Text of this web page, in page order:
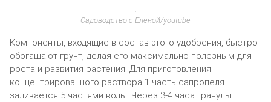
Садоводство с Еленой/youtube
Компоненты, входящие в состав этого удобрения, быстро
обогащают грунт, делая его максимально полезным для
роста и развития растения. Для приготовления
концентрированного раствора 1 часть сапропеля
заливается 5 частями воды. Через 3-4 часа гранулы